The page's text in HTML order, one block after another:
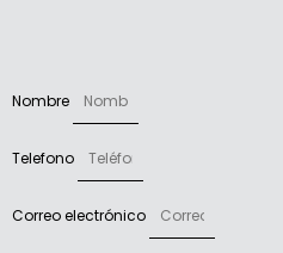
Nombre
Telefono
Correo electrónico